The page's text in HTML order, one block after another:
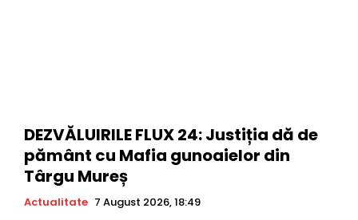
DEZVĂLUIRILE FLUX 24: Justiția dă de
pământ cu Mafia gunoaielor din
Târgu Mureș
Actualitate 7 August 2026, 18:49